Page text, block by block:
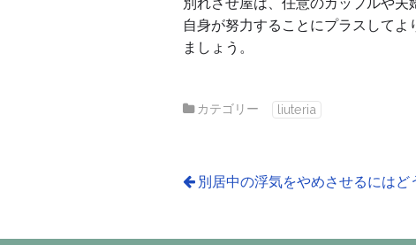
自身が努力することにプラスして
ましょう。
カテゴリー liuteria
別居中の浮気をやめさせるにはど